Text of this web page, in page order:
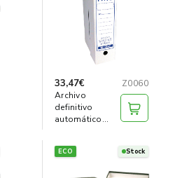
33,47€
Z0060
Archivo
definitivo
automático
ECO Stock